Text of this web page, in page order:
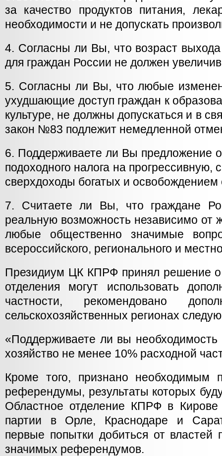
за качество продуктов питания,
необходимости и не допускать
4. Согласны ли Вы, что возраст
для граждан России не должен
5. Согласны ли Вы, что любые
ухудшающие доступ граждан к
культуре, не должны допускаться и в
закон №83 подлежит немедленной
6. Поддерживаете ли Вы предложение
подоходного налога на прогрессивную,
сверхдоходы богатых и
7. Считаете ли Вы, что граждане
реальную возможность независимо от
любые общественно значимые
всероссийского, регионального и
Президиум ЦК КПРФ принял решение о
отделения могут использовать
частности, рекомендовано
сельскохозяйственных регионах
«Поддерживаете ли вы
хозяйство не менее 10% расходной
Кроме того, признано необходимым
референдумы, результаты которых
Областное отделение КПРФ в Кирове
партии в Орле, Краснодаре и
первые попытки добиться от властей
значимых референдумов.